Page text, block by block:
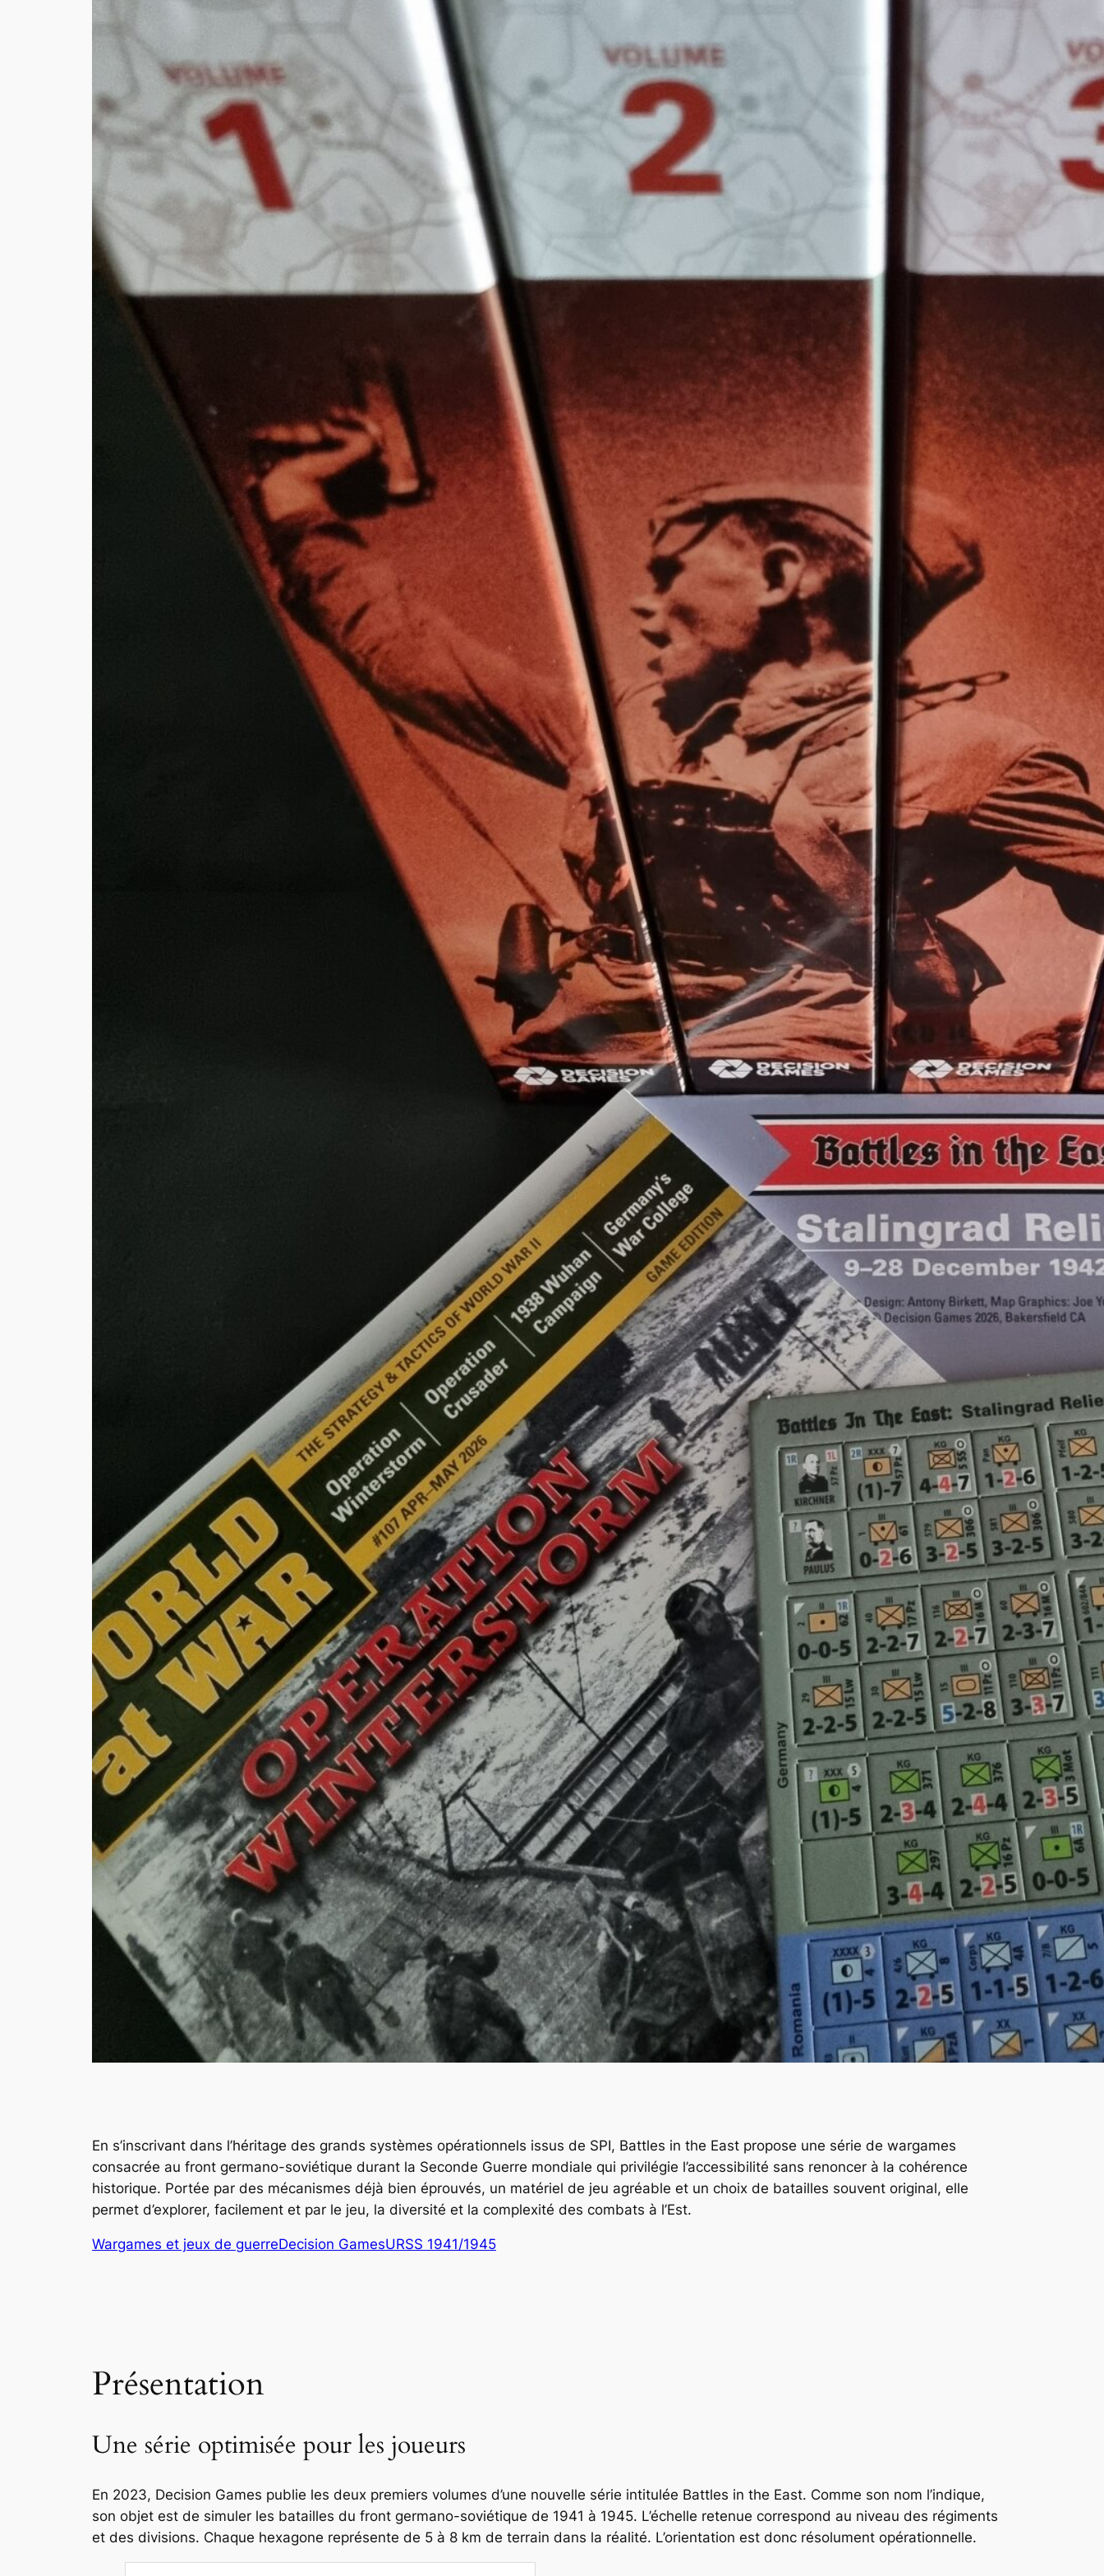
En s’inscrivant dans l’héritage des grands systèmes opérationnels issus de SPI, Battles in the East propose une série de wargames
consacrée au front germano-soviétique durant la Seconde Guerre mondiale qui privilégie l’accessibilité sans renoncer à la cohérence
historique. Portée par des mécanismes déjà bien éprouvés, un matériel de jeu agréable et un choix de batailles souvent original, elle
permet d’explorer, facilement et par le jeu, la diversité et la complexité des combats à l’Est.
Wargames et jeux de guerreDecision GamesURSS 1941/1945
Présentation
Une série optimisée pour les joueurs
En 2023, Decision Games publie les deux premiers volumes d’une nouvelle série intitulée Battles in the East. Comme son nom l’indique,
son objet est de simuler les batailles du front germano-soviétique de 1941 à 1945. L’échelle retenue correspond au niveau des régiments
et des divisions. Chaque hexagone représente de 5 à 8 km de terrain dans la réalité. L’orientation est donc résolument opérationnelle.